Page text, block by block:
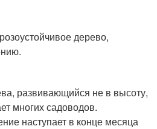
дерево,
развивающийся не в высоту,
многих садоводов.
наступает в конце месяца